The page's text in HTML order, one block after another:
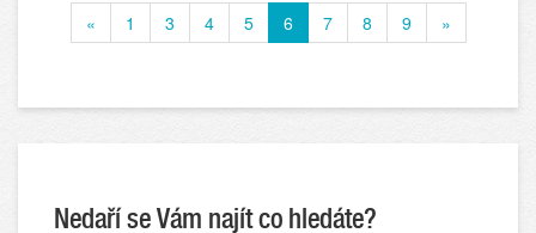
« 1 3 4 5 6 7 8 9 »
Nedaří se Vám najít co hledáte?